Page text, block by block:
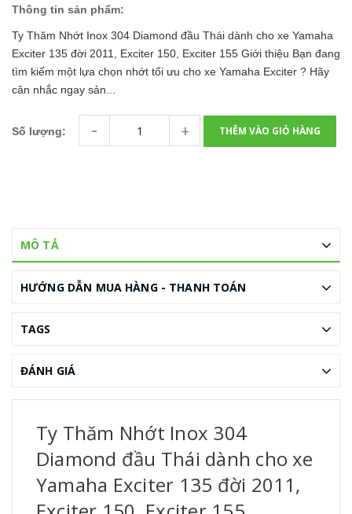
Thông tin sản phẩm:
Ty Thăm Nhớt Inox 304 Diamond đầu Thái dành cho xe Yamaha
Exciter 135 đời 2011, Exciter 150, Exciter 155 Giới thiệu Bạn đang
tìm kiếm một lựa chọn nhớt tối ưu cho xe Yamaha Exciter ? Hãy
cân nhắc ngay sản...
Số lượng: - + THÊM VÀO GIỎ HÀNG
MÔ TẢ
HƯỚNG DẪN MUA HÀNG - THANH TOÁN
TAGS
ĐÁNH GIÁ
Ty Thăm Nhớt Inox 304
Diamond đầu Thái dành cho xe
Yamaha Exciter 135 đời 2011,